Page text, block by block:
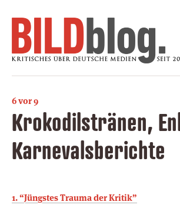
6 vor 9
Krokodilstränen,
Karnevalsberichte
1. “Jüngstes Trauma der Kritik”